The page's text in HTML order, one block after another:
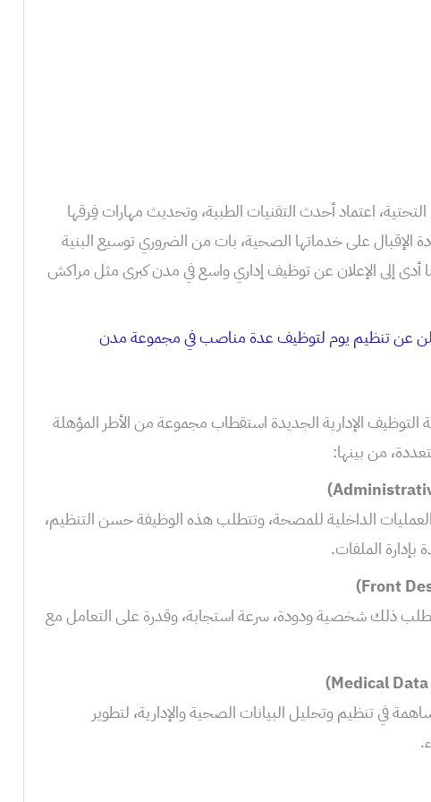
اعتماد أحدث التقنيات الطبية، وتحديث مهارات فِرقها
الإقبال على خدماتها الصحية، بات من الضروري توسيع البنية
أدى إلى الإعلان عن توظيف إداري واسع في مدن كبرى مثل مراكش
الإدارية الجديدة استقطاب مجموعة من الأطر المؤهلة
من بينها:
العمليات الداخلية للمصحة، وتتطلب هذه الوظيفة حسن التنظيم،
الملفات.
ذلك شخصية ودودة، سرعة استجابة، وقدرة على التعامل مع
في تنظيم وتحليل البيانات الصحية والإدارية، لتطوير